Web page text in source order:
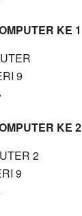
KE 1
9
KE 2
2
9